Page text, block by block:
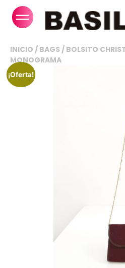
INICIO / BAGS / BOLSITO
MONOGRAMA
¡Oferta!